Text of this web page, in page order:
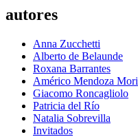
autores
Anna Zucchetti
Alberto de Belaunde
Roxana Barrantes
Américo Mendoza Mori
Giacomo Roncagliolo
Patricia del Río
Natalia Sobrevilla
Invitados